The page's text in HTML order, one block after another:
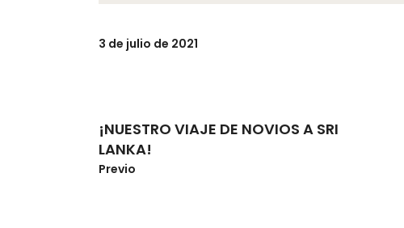
3 de julio de 2021
¡NUESTRO VIAJE DE NOVIOS A SRI
LANKA!
Previo